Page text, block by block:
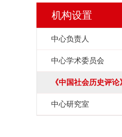
机构设置
中心负责人
中心学术委员会
《中国社会历史评
中心研究室